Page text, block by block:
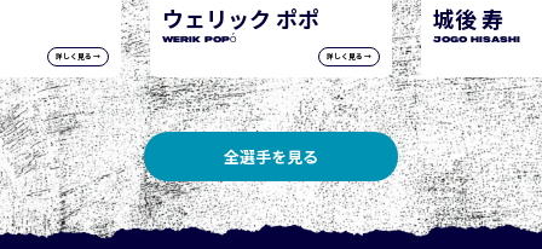
詳しく見る →
ウェリック ポポ
WERIK POPÓ
詳しく見る →
城後 寿
JOGO Hisashi
全選手を見る